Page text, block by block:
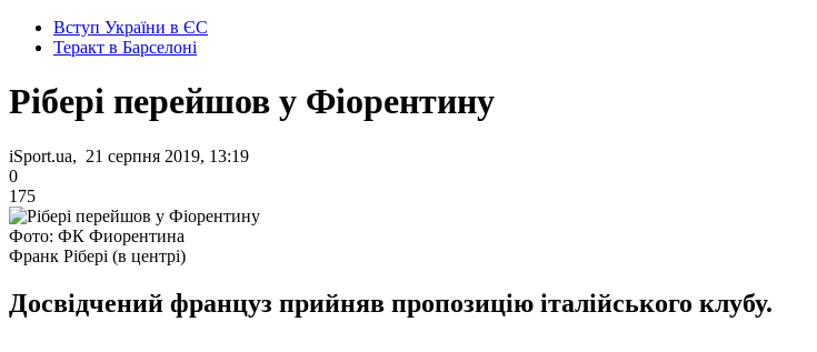
Вступ України в ЄС
Теракт в Барселоні
Рібері перейшов у Фіорентину
iSport.ua, 21 серпня 2019, 13:19
0
175
Фото: ФК Фиорентина
Франк Рібері (в центрі)
Досвідчений француз прийняв пропозицію італійського клубу.